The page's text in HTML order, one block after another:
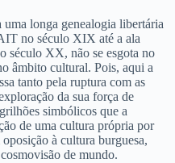
uma longa genealogia libertária
no século XIX até a ala
século XX, não se esgota no
âmbito cultural. Pois, aqui a
tanto pela ruptura com as
da sua força de
simbólicos que a
de uma cultura própria por
à cultura burguesa,
de mundo.